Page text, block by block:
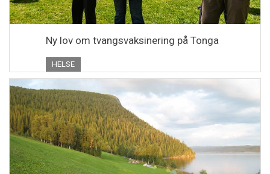
Ny lov om tvangsvaksinering på Tonga
HELSE